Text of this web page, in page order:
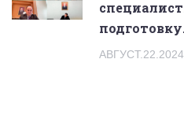
АВГУСТ.22.2024